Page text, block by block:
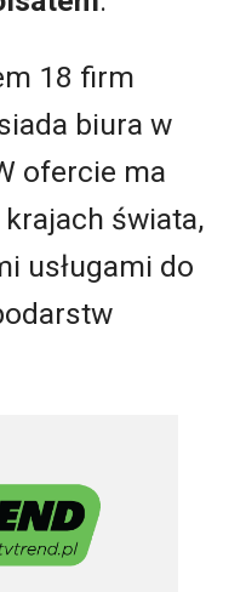
18 firm
biura w
ofercie ma
krajach świata,
usługami do